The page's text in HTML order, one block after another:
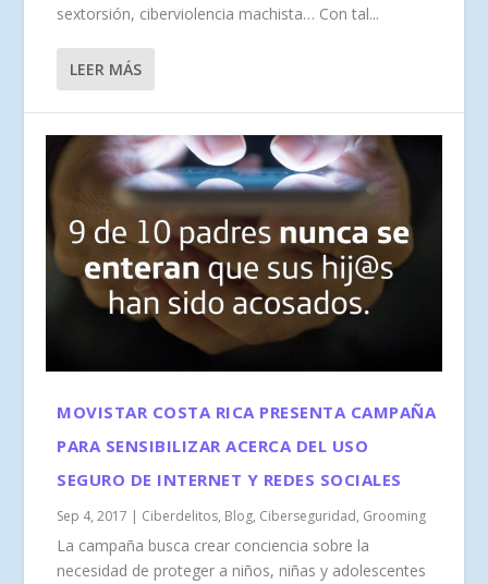
sextorsión, ciberviolencia machista… Con tal...
LEER MÁS
MOVISTAR COSTA RICA PRESENTA CAMPAÑA
PARA SENSIBILIZAR ACERCA DEL USO
SEGURO DE INTERNET Y REDES SOCIALES
Sep 4, 2017 | Ciberdelitos, Blog, Ciberseguridad, Grooming
La campaña busca crear conciencia sobre la
necesidad de proteger a niños, niñas y adolescentes